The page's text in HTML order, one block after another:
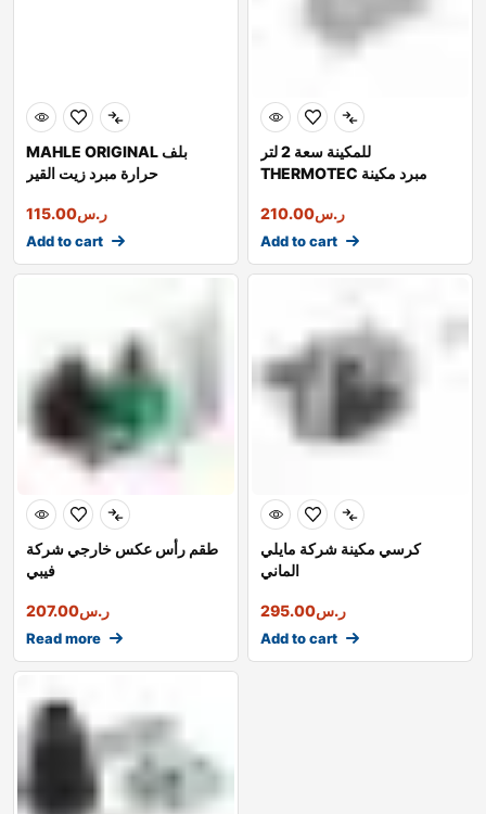
MAHLE ORIGINAL بلف
حرارة مبرد زيت القير
ر.س115.00
Add to cart
للمكينة سعة 2 لتر
THERMOTEC مبرد مكينة
ر.س210.00
Add to cart
طقم رأس عكس خارجي شركة
فيبي
ر.س207.00
Read more
كرسي مكينة شركة مايلي
الماني
ر.س295.00
Add to cart